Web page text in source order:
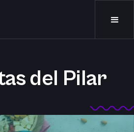
del Pilar